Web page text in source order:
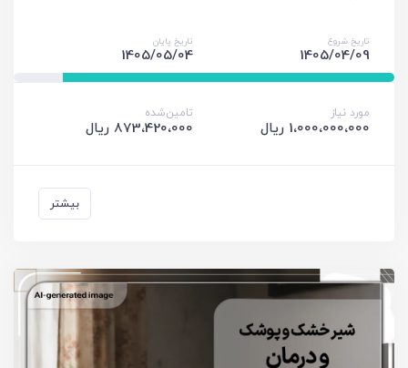
تاریخ شروع
1405/04/09
تاریخ پایان
1405/05/04
مورد نیاز
1،000،000،000 ریال
تامین‌شده
873،420،000 ریال
بیشتر